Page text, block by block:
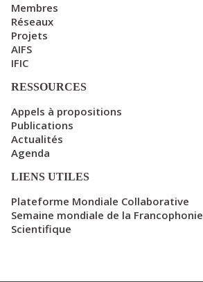
Membres
Réseaux
Projets
AIFS
IFIC
RESSOURCES
Appels à propositions
Publications
Actualités
Agenda
LIENS UTILES
Plateforme Mondiale Collaborative
Semaine mondiale de la Francophonie
Scientifique